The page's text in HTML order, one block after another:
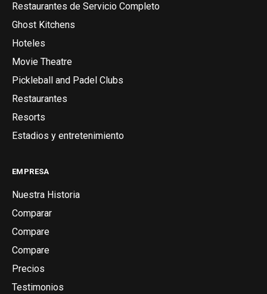
Restaurantes de Servicio Completo
Ghost Kitchens
Hoteles
Movie Theatre
Pickleball and Padel Clubs
Restaurantes
Resorts
Estadios y entretenimiento
EMPRESA
Nuestra Historia
Comparar
Compare
Compare
Precios
Testimonios